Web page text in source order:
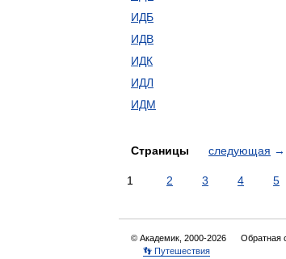
ИДБ
ИДВ
ИДК
ИДЛ
ИДМ
Страницы следующая →
1 2 3 4 5
© Академик, 2000-2026 Обратная
👣 Путешествия